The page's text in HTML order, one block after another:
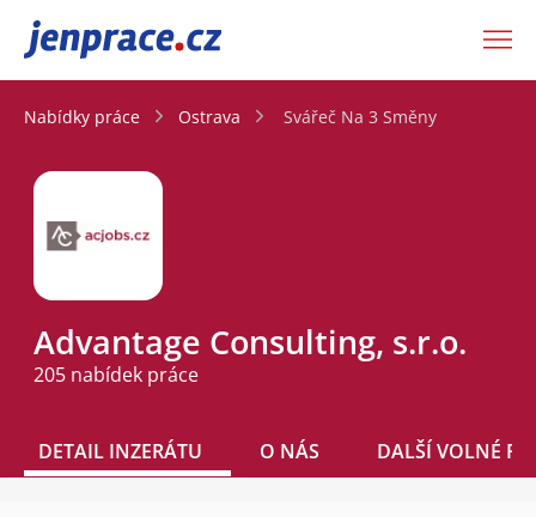
JenPráce.cz
Nabídky práce Ostrava Svářeč Na 3 Směny
Advantage Consulting, s.r.o.
205 nabídek práce
DETAIL INZERÁTU O NÁS DALŠÍ VOLNÉ